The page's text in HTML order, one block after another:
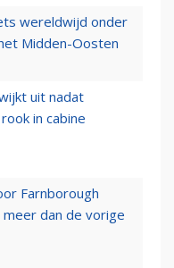
wereldwijd onder
Midden-Oosten
uit nadat
in cabine
Farnborough
dan de vorige